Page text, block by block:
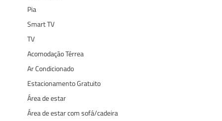
Pia
Smart TV
TV
Acomodação Térrea
Ar Condicionado
Estacionamento Gratuito
Área de estar
Área de estar com sofá/cadeira